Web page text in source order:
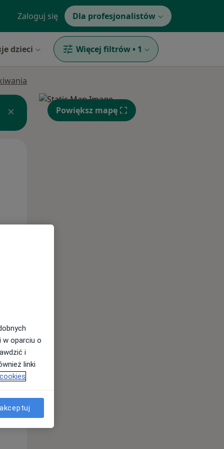
Zaloguj się Dla profesjonalistów
dzieci Więcej filtrów • 1
Śr,
Powiększ mapę
w oparciu o
i
linki